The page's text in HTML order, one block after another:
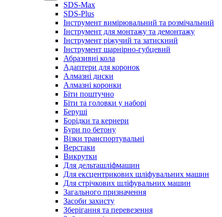
SDS-Max
SDS-Plus
Інструмент вимірювальний та розмічальний
Інструмент для монтажу та демонтажу
Інструмент ріжучий та затискний
Інструмент шарнірно-губцевий
Абразивні кола
Адаптери для коронок
Алмазні диски
Алмазні коронки
Біти поштучно
Біти та головки у наборі
Беруші
Борідки та кернери
Бури по бетону
Візки транспортувальні
Верстаки
Викрутки
Для дельташліфмашин
Для ексцентрикових шліфувальних машин
Для стрічкових шліфувальних машин
Загального призначення
Засоби захисту
Зберігання та перевезення